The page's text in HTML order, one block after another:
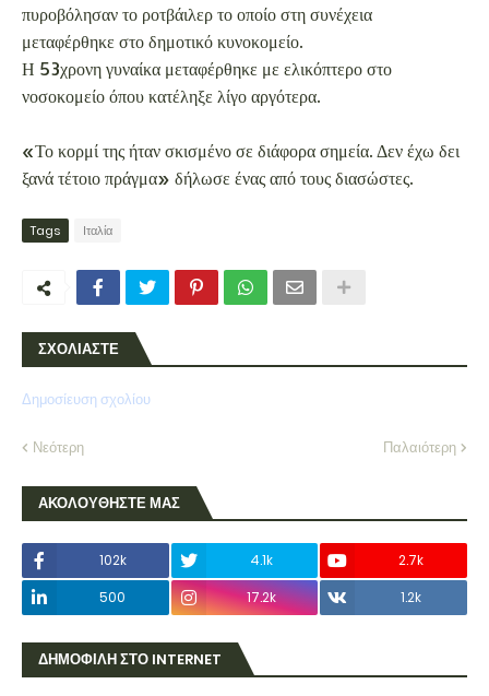
πυροβόλησαν το ροτβάιλερ το οποίο στη συνέχεια
μεταφέρθηκε στο δημοτικό κυνοκομείο.
Η 53χρονη γυναίκα μεταφέρθηκε με ελικόπτερο στο
νοσοκομείο όπου κατέληξε λίγο αργότερα.
«Το κορμί της ήταν σκισμένο σε διάφορα σημεία. Δεν έχω δει
ξανά τέτοιο πράγμα» δήλωσε ένας από τους διασώστες.
Tags Ιταλία
ΣΧΟΛΙΑΣΤΕ
Δημοσίευση σχολίου
Νεότερη Παλαιότερη
ΑΚΟΛΟΥΘΗΣΤΕ ΜΑΣ
102k 4.1k
2.7k
500
17.2k 1.2k
ΔΗΜΟΦΙΛΗ ΣΤΟ INTERNET